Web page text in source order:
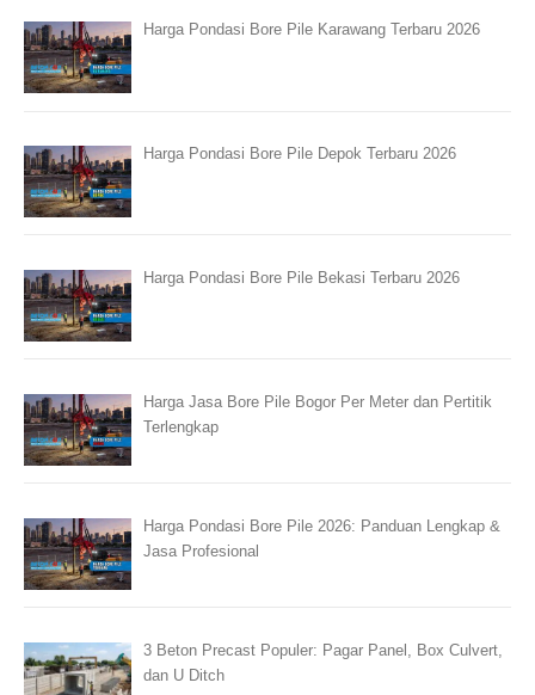
Harga Pondasi Bore Pile Karawang Terbaru 2026
Harga Pondasi Bore Pile Depok Terbaru 2026
Harga Pondasi Bore Pile Bekasi Terbaru 2026
Harga Jasa Bore Pile Bogor Per Meter dan Pertitik
Terlengkap
Harga Pondasi Bore Pile 2026: Panduan Lengkap &
Jasa Profesional
3 Beton Precast Populer: Pagar Panel, Box Culvert,
dan U Ditch